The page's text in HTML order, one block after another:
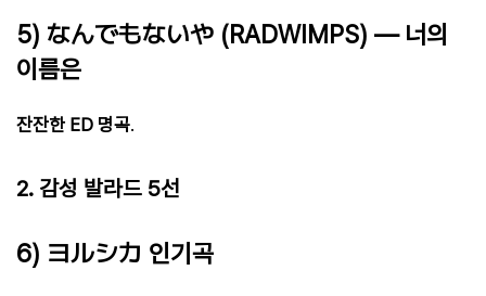
5) なんでもないや (RADWIMPS) — 너의
이름은
잔잔한 ED 명곡.
2. 감성 발라드 5선
6) ヨルシカ 인기곡